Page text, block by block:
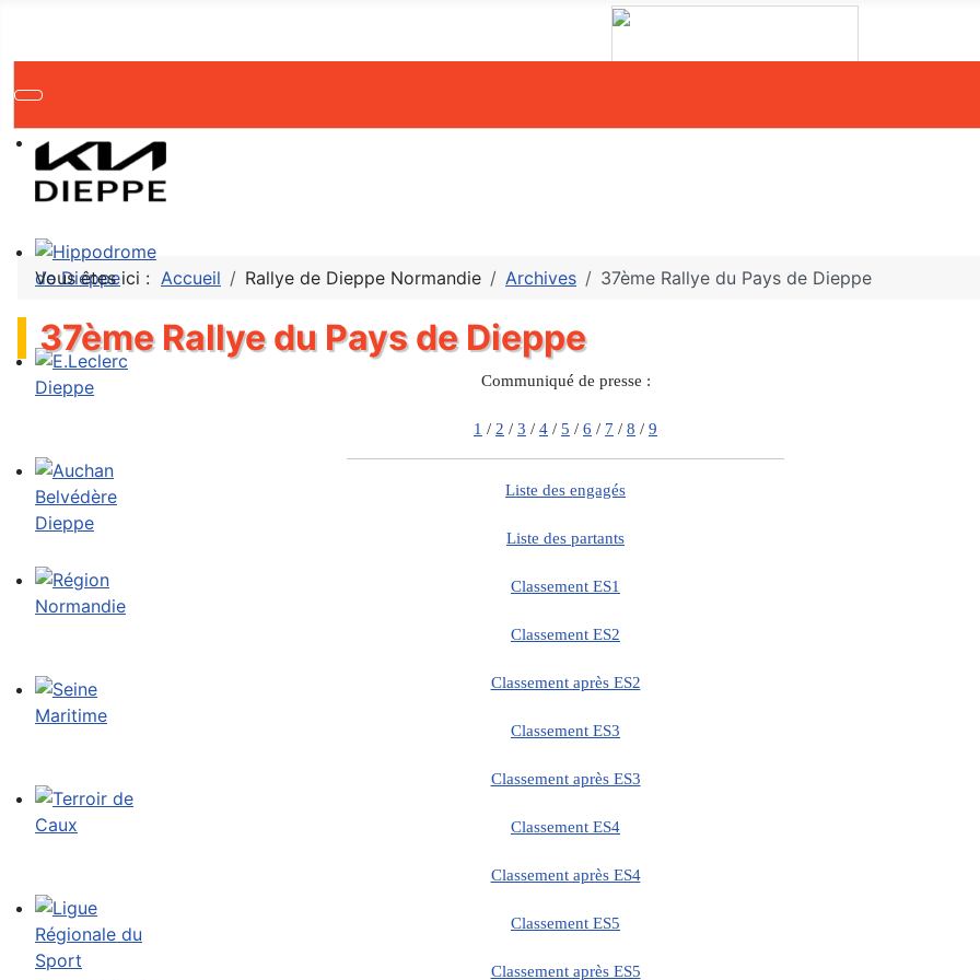
Vous êtes ici : Accueil Rallye de Dieppe Normandie Archives 37ème Rallye du Pays de Dieppe
37ème Rallye du Pays de Dieppe
Communiqué de presse :
1 / 2 / 3 / 4 / 5 / 6 / 7 / 8 / 9
Liste des engagés
Liste des partants
Classement ES1
Classement ES2
Classement après ES2
Classement ES3
Classement après ES3
Classement ES4
Classement après ES4
Classement ES5
Classement après ES5